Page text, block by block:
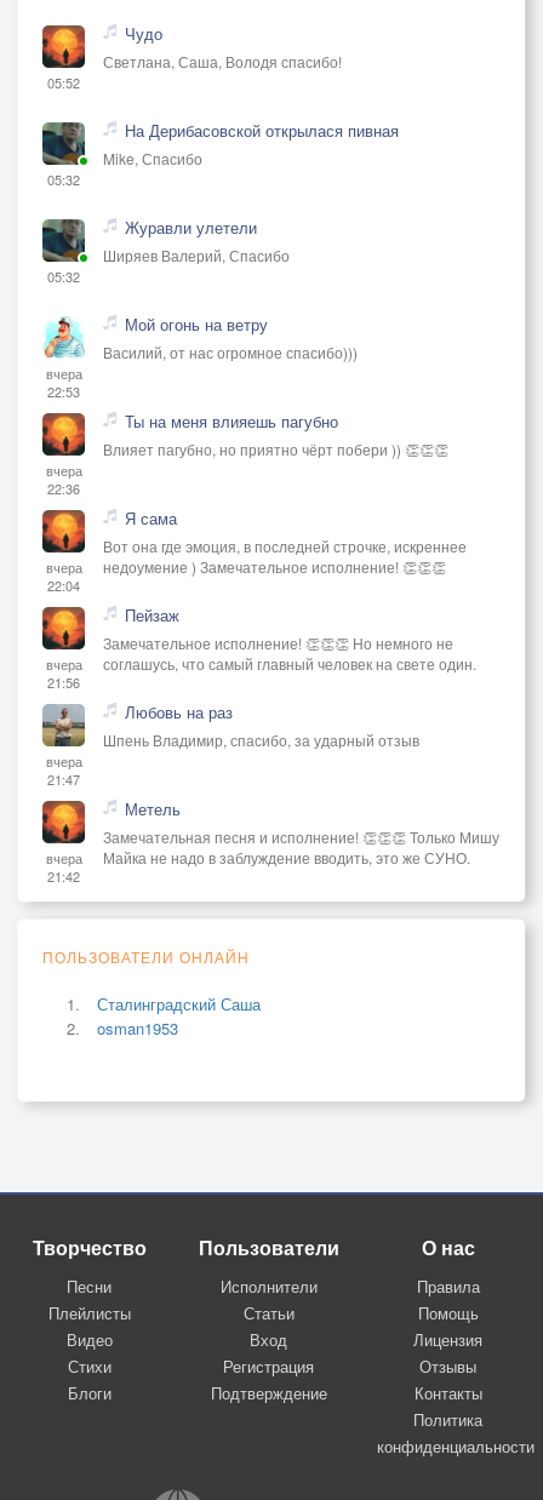
05:52
Чудо
Светлана, Саша, Володя спасибо!
05:32
На Дерибасовской открылася пивная
Mike, Спасибо
05:32
Журавли улетели
Ширяев Валерий, Спасибо
вчера
22:53
Мой огонь на ветру
Василий, от нас огромное спасибо)))
вчера
22:36
Ты на меня влияешь пагубно
Влияет пагубно, но приятно чёрт побери )) 👏👏👏
вчера
22:04
Я сама
Вот она где эмоция, в последней строчке, искреннее
недоумение ) Замечательное исполнение! 👏👏👏
вчера
21:56
Пейзаж
Замечательное исполнение! 👏👏👏 Но немного не
соглашусь, что самый главный человек на свете один.
вчера
21:47
Любовь на раз
Шпень Владимир, спасибо, за ударный отзыв
вчера
21:42
Метель
Замечательная песня и исполнение! 👏👏👏 Только Мишу
Майка не надо в заблуждение вводить, это же СУНО.
ПОЛЬЗОВАТЕЛИ ОНЛАЙН
Сталинградский Саша
osman1953
Творчество
Песни
Плейлисты
Видео
Стихи
Блоги
Пользователи
Исполнители
Статьи
Вход
Регистрация
Подтверждение
О нас
Правила
Помощь
Лицензия
Отзывы
Контакты
Политика
конфиденциальности